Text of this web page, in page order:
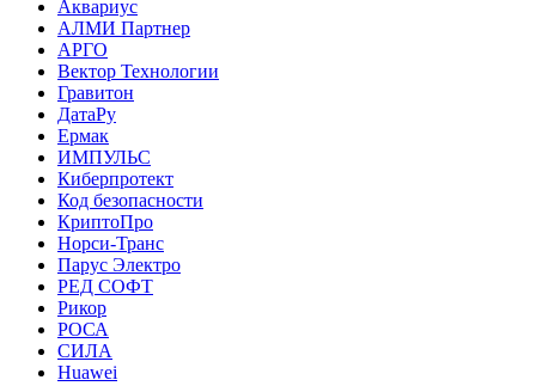
Аквариус
АЛМИ Партнер
АРГО
Вектор Технологии
Гравитон
ДатаРу
Ермак
ИМПУЛЬС
Киберпротект
Код безопасности
КриптоПро
Норси-Транс
Парус Электро
РЕД СОФТ
Рикор
РОСА
СИЛА
Huawei